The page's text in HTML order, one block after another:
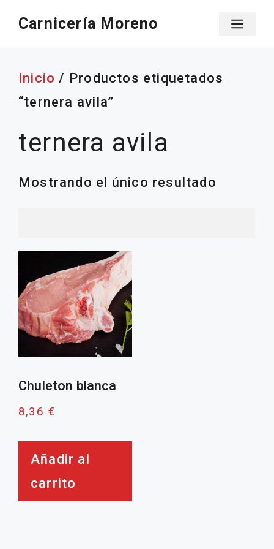
Carnicería Moreno
Inicio / Productos etiquetados
“ternera avila”
ternera avila
Mostrando el único resultado
Chuleton blanca
8,36 €
Añadir al
carrito